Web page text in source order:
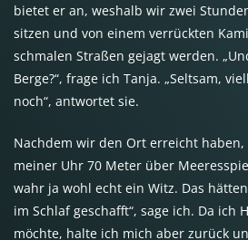
bietet er an, weshalb wir zwei
sitzen und von einem verrückten
schmalen Straßen gejagt werden.
Berge?“, frage ich Tanja. „Seltsam,
noch“, antwortet sie.
Nachdem wir den Ort erreicht
meiner Uhr 70 Meter über
wahr ja wohl echt ein Witz. Das
im Schlaf geschafft“, sage ich. Da ich
möchte, halte ich mich aber zurück